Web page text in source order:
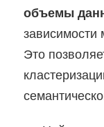
объемы
Это